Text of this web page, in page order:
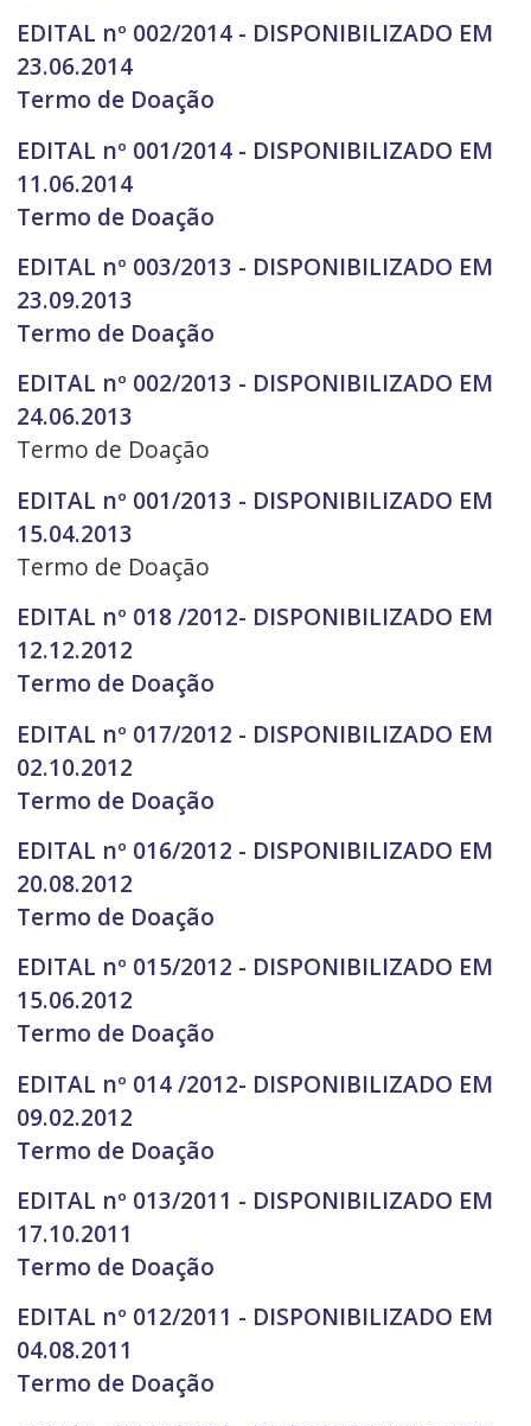
EDITAL nº 002/2014 - DISPONIBILIZADO EM
23.06.2014
Termo de Doação
EDITAL nº 001/2014 - DISPONIBILIZADO EM
11.06.2014
Termo de Doação
EDITAL nº 003/2013 - DISPONIBILIZADO EM
23.09.2013
Termo de Doação
EDITAL nº 002/2013 - DISPONIBILIZADO EM
24.06.2013
Termo de Doação
EDITAL nº 001/2013 - DISPONIBILIZADO EM
15.04.2013
Termo de Doação
EDITAL nº 018 /2012- DISPONIBILIZADO EM
12.12.2012
Termo de Doação
EDITAL nº 017/2012 - DISPONIBILIZADO EM
02.10.2012
Termo de Doação
EDITAL nº 016/2012 - DISPONIBILIZADO EM
20.08.2012
Termo de Doação
EDITAL nº 015/2012 - DISPONIBILIZADO EM
15.06.2012
Termo de Doação
EDITAL nº 014 /2012- DISPONIBILIZADO EM
09.02.2012
Termo de Doação
EDITAL nº 013/2011 - DISPONIBILIZADO EM
17.10.2011
Termo de Doação
EDITAL nº 012/2011 - DISPONIBILIZADO EM
04.08.2011
Termo de Doação